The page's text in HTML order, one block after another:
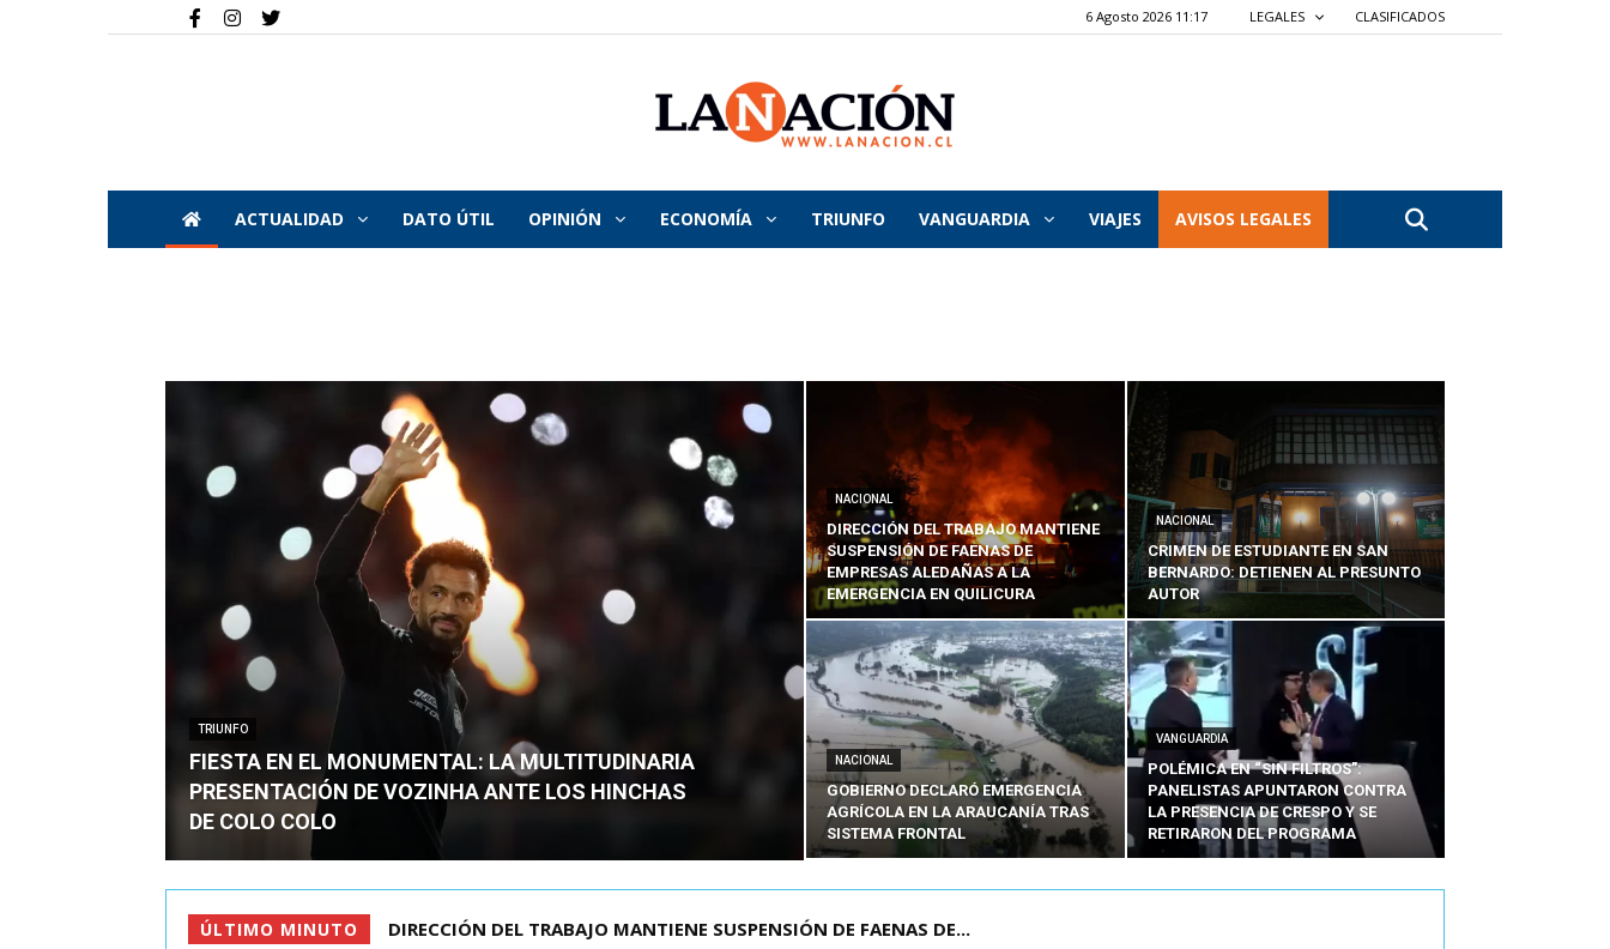
6 Agosto 2026 11:17 LEGALES CLASIFICADOS
La
Nación
ACTUALIDAD DATO ÚTIL OPINIÓN ECONOMÍA TRIUNFO VANGUARDIA VIAJES AVISOS LEGALES
TRIUNFO
FIESTA EN EL MONUMENTAL: LA MULTITUDINARIA
PRESENTACIÓN DE VOZINHA ANTE LOS HINCHAS
DE COLO COLO
NACIONAL
DIRECCIÓN DEL TRABAJO MANTIENE
SUSPENSIÓN DE FAENAS DE
EMPRESAS ALEDAÑAS A LA
EMERGENCIA EN QUILICURA
NACIONAL
CRIMEN DE ESTUDIANTE EN SAN
BERNARDO: DETIENEN AL PRESUNTO
AUTOR
NACIONAL
GOBIERNO DECLARÓ EMERGENCIA
AGRÍCOLA EN LA ARAUCANÍA TRAS
SISTEMA FRONTAL
VANGUARDIA
POLÉMICA EN “SIN FILTROS”:
PANELISTAS APUNTARON CONTRA
LA PRESENCIA DE CRESPO Y SE
RETIRARON DEL PROGRAMA
ÚLTIMO MINUTO CRIMEN DE ESTUDIANTE EN SAN BERNARDO: DETIENEN AL PRES...